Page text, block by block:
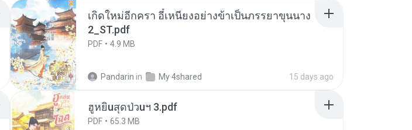
เกิดใหม่อีกครา อี๋เหนียงอย่างข้าเป็นภรรยาขุนนาง
2_ST.pdf
PDF 4.9 MB
Pandarin in My 4shared 15 days ago
ฮูหยิuสุดป่วuฯ 3.pdf
PDF 65.3 MB